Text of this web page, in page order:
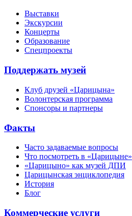
Выставки
Экскурсии
Концерты
Образование
Спецпроекты
Поддержать музей
Клуб друзей «Царицына»
Волонтерская программа
Спонсоры и партнеры
Факты
Часто задаваемые вопросы
Что посмотреть в «Царицыне»
«Царицыно» как музей ДПИ
Царицынская энциклопедия
История
Блог
Коммерческие услуги